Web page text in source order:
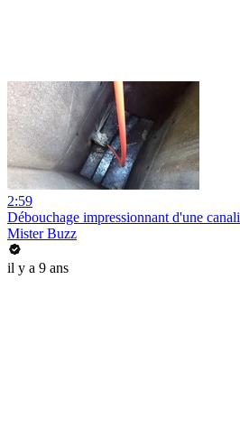
2:59
Débouchage impressionnant d'une
Mister Buzz
il y a 9 ans